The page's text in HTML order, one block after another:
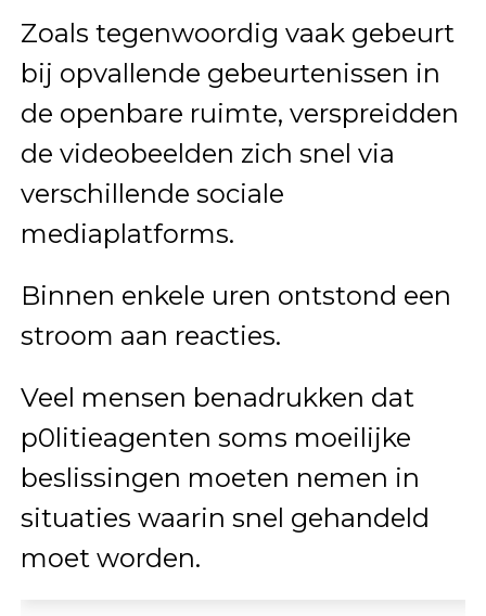
Zoals tegenwoordig vaak gebeurt
bij opvallende gebeurtenissen in
de openbare ruimte, verspreidden
de videobeelden zich snel via
verschillende sociale
mediaplatforms.
Binnen enkele uren ontstond een
stroom aan reacties.
Veel mensen benadrukken dat
p0litieagenten soms moeilijke
beslissingen moeten nemen in
situaties waarin snel gehandeld
moet worden.